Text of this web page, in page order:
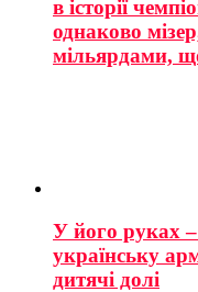
в історії
однаково
мільярдами,
У його руках –
українську
дитячі долі